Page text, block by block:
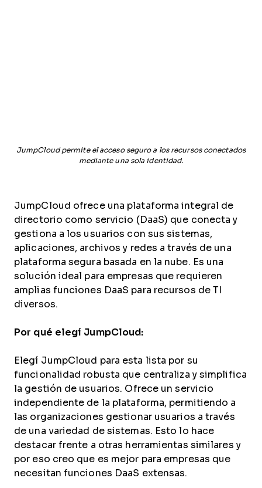
JumpCloud permite el acceso seguro a los recursos conectados
mediante una sola identidad.
JumpCloud ofrece una plataforma integral de
directorio como servicio (DaaS) que conecta y
gestiona a los usuarios con sus sistemas,
aplicaciones, archivos y redes a través de una
plataforma segura basada en la nube. Es una
solución ideal para empresas que requieren
amplias funciones DaaS para recursos de TI
diversos.
Por qué elegí JumpCloud:
Elegí JumpCloud para esta lista por su
funcionalidad robusta que centraliza y simplifica
la gestión de usuarios. Ofrece un servicio
independiente de la plataforma, permitiendo a
las organizaciones gestionar usuarios a través
de una variedad de sistemas. Esto lo hace
destacar frente a otras herramientas similares y
por eso creo que es mejor para empresas que
necesitan funciones DaaS extensas.